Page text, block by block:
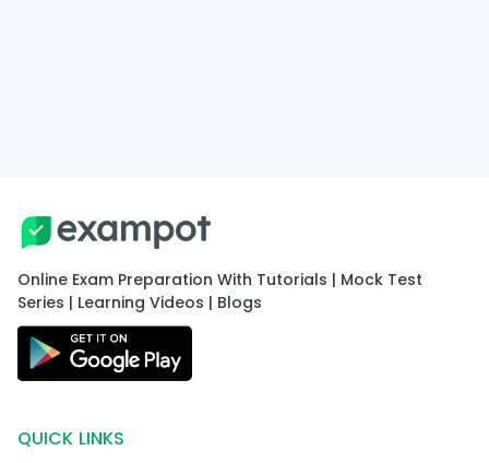
Online Exam Preparation With Tutorials | Mock Test
Series | Learning Videos | Blogs
QUICK LINKS